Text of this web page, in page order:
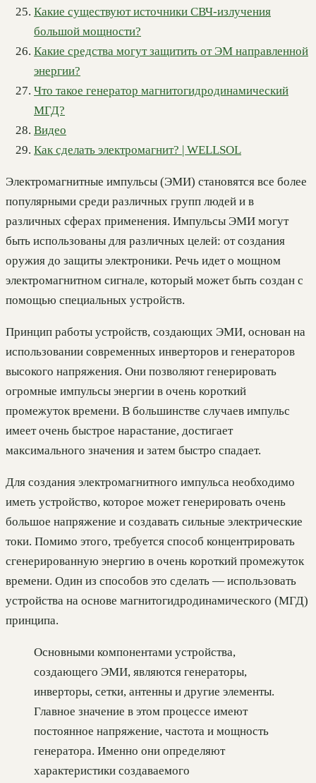
Какие существуют источники СВЧ-излучения
большой мощности?
Какие средства могут защитить от ЭМ направленной
энергии?
Что такое генератор магнитогидродинамический
МГД?
Видео
Как сделать электромагнит? | WELLSOL
Электромагнитные импульсы (ЭМИ) становятся все более
популярными среди различных групп людей и в
различных сферах применения. Импульсы ЭМИ могут
быть использованы для различных целей: от создания
оружия до защиты электроники. Речь идет о мощном
электромагнитном сигнале, который может быть создан с
помощью специальных устройств.
Принцип работы устройств, создающих ЭМИ, основан на
использовании современных инверторов и генераторов
высокого напряжения. Они позволяют генерировать
огромные импульсы энергии в очень короткий
промежуток времени. В большинстве случаев импульс
имеет очень быстрое нарастание, достигает
максимального значения и затем быстро спадает.
Для создания электромагнитного импульса необходимо
иметь устройство, которое может генерировать очень
большое напряжение и создавать сильные электрические
токи. Помимо этого, требуется способ концентрировать
сгенерированную энергию в очень короткий промежуток
времени. Один из способов это сделать — использовать
устройства на основе магнитогидродинамического (МГД)
принципа.
Основными компонентами устройства,
создающего ЭМИ, являются генераторы,
инверторы, сетки, антенны и другие элементы.
Главное значение в этом процессе имеют
постоянное напряжение, частота и мощность
генератора. Именно они определяют
характеристики создаваемого